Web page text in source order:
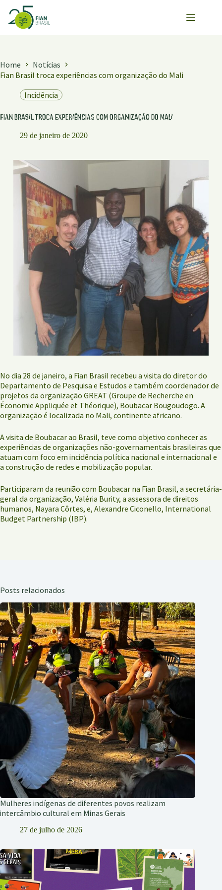
para
Home
Notícias
Fian Brasil troca experiências com organização do Mali
Incidência
Fian Brasil troca experiências com organização do Mali
29 de janeiro de 2020
No dia 28 de janeiro, a Fian Brasil recebeu a visita do diretor do
Departamento de Pesquisa e Estudos e também coordenador de
projetos da organização GREAT (Groupe de Recherche en
Économie Appliquée et Théorique), Boubacar Bougoudogo. A
organização é localizada no Mali, continente africano.
A visita de Boubacar ao Brasil, teve como objetivo conhecer as
experiências de organizações não-governamentais brasileiras que
atuam com foco em incidência política nacional e internacional e
a construção de redes e mobilização popular.
Participaram da reunião com Boubacar na Fian Brasil, a secretária-
geral da organização, Valéria Burity, a assessora de direitos
humanos, Nayara Côrtes, e, Alexandre Ciconello, International
Budget Partnership (IBP).
Posts relacionados
Mulheres indígenas de diferentes povos realizam
intercâmbio cultural em Minas Gerais
27 de julho de 2026